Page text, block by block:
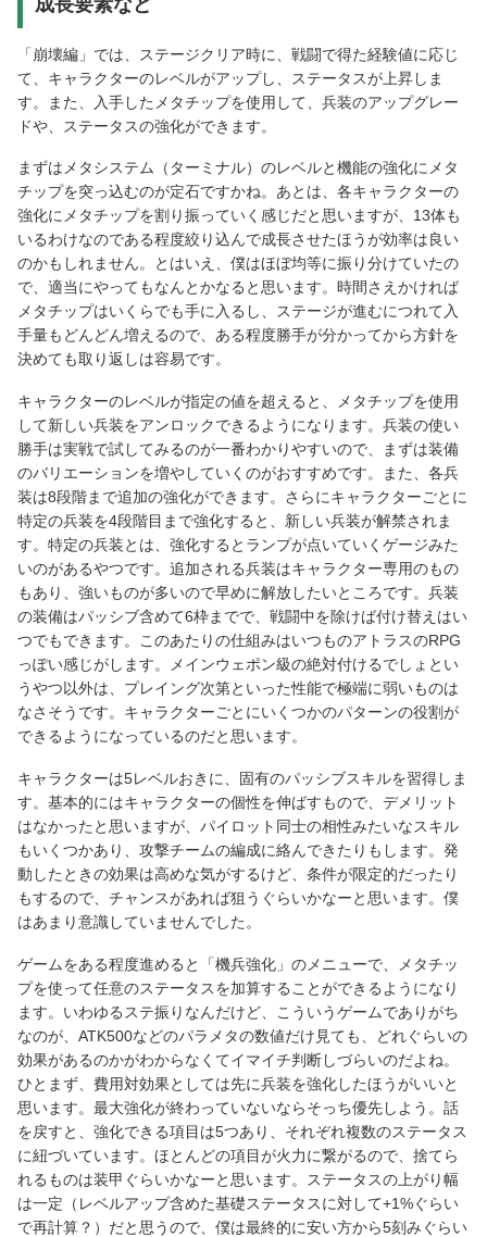
「崩壊編」では、ステージクリア時に、戦闘で得た経験値に応じ
て、キャラクターのレベルがアップし、ステータスが上昇しま
す。また、入手したメタチップを使用して、兵装のアップグレー
ドや、ステータスの強化ができます。
まずはメタシステム（ターミナル）のレベルと機能の強化にメタ
チップを突っ込むのが定石ですかね。あとは、各キャラクターの
強化にメタチップを割り振っていく感じだと思いますが、13体も
いるわけなのである程度絞り込んで成長させたほうが効率は良い
のかもしれません。とはいえ、僕はほぼ均等に振り分けていたの
で、適当にやってもなんとかなると思います。時間さえかければ
メタチップはいくらでも手に入るし、ステージが進むにつれて入
手量もどんどん増えるので、ある程度勝手が分かってから方針を
決めても取り返しは容易です。
キャラクターのレベルが指定の値を超えると、メタチップを使用
して新しい兵装をアンロックできるようになります。兵装の使い
勝手は実戦で試してみるのが一番わかりやすいので、まずは装備
のバリエーションを増やしていくのがおすすめです。また、各兵
装は8段階まで追加の強化ができます。さらにキャラクターごとに
特定の兵装を4段階目まで強化すると、新しい兵装が解禁されま
す。特定の兵装とは、強化するとランプが点いていくゲージみた
いのがあるやつです。追加される兵装はキャラクター専用のもの
もあり、強いものが多いので早めに解放したいところです。兵装
の装備はパッシブ含めて6枠までで、戦闘中を除けば付け替えはい
つでもできます。このあたりの仕組みはいつものアトラスのRPG
っぽい感じがします。メインウェポン級の絶対付けるでしょとい
うやつ以外は、プレイング次第といった性能で極端に弱いものは
なさそうです。キャラクターごとにいくつかのパターンの役割が
できるようになっているのだと思います。
キャラクターは5レベルおきに、固有のパッシブスキルを習得しま
す。基本的にはキャラクターの個性を伸ばすもので、デメリット
はなかったと思いますが、パイロット同士の相性みたいなスキル
もいくつかあり、攻撃チームの編成に絡んできたりもします。発
動したときの効果は高めな気がするけど、条件が限定的だったり
もするので、チャンスがあれば狙うぐらいかなーと思います。僕
はあまり意識していませんでした。
ゲームをある程度進めると「機兵強化」のメニューで、メタチッ
プを使って任意のステータスを加算することができるようになり
ます。いわゆるステ振りなんだけど、こういうゲームでありがち
なのが、ATK500などのパラメタの数値だけ見ても、どれぐらいの
効果があるのかがわからなくてイマイチ判断しづらいのだよね。
ひとまず、費用対効果としては先に兵装を強化したほうがいいと
思います。最大強化が終わっていないならそっち優先しよう。話
を戻すと、強化できる項目は5つあり、それぞれ複数のステータス
に紐づいています。ほとんどの項目が火力に繋がるので、捨てら
れるものは装甲ぐらいかなーと思います。ステータスの上がり幅
は一定（レベルアップ含めた基礎ステータスに対して+1%ぐらい
で再計算？）だと思うので、僕は最終的に安い方から5刻みぐらい